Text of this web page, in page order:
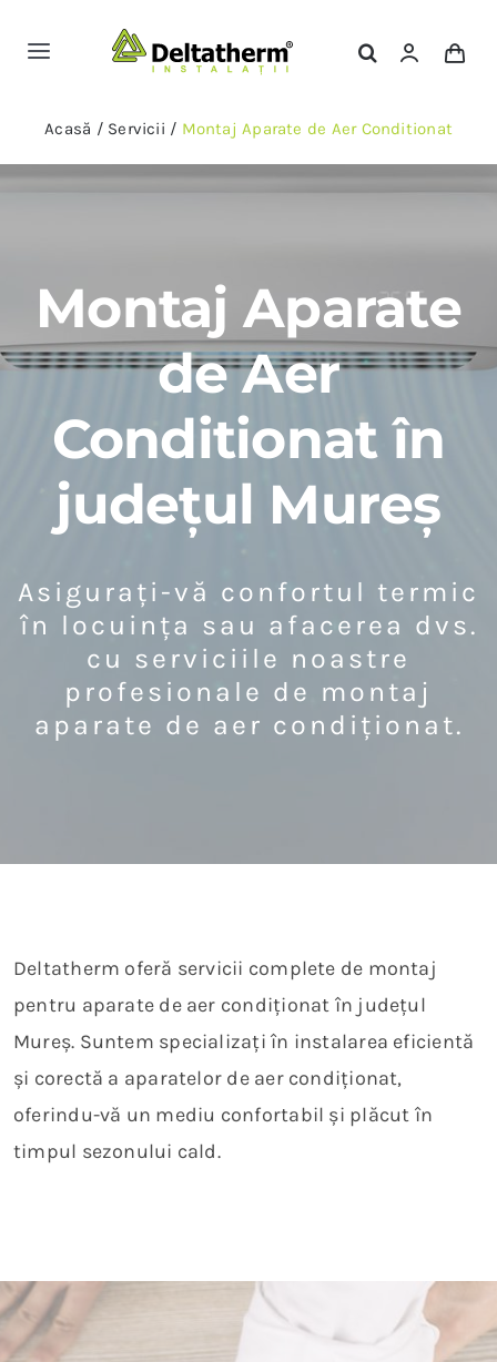
Toggle
Contact
Acasă / Servicii / Montaj Aparate de Aer Conditionat
Montaj Aparate
de Aer
Conditionat în
județul Mureș
Asigurați-vă confortul termic
în locuința sau afacerea dvs.
cu serviciile noastre
profesionale de montaj
aparate de aer condiționat.
Deltatherm oferă servicii complete de montaj
pentru aparate de aer condiționat în județul
Mureș. Suntem specializați în instalarea eficientă
și corectă a aparatelor de aer condiționat,
oferindu-vă un mediu confortabil și plăcut în
timpul sezonului cald.